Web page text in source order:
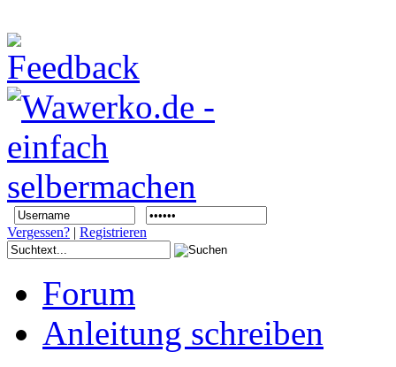
Vergessen? | Registrieren
Forum
Anleitung schreiben